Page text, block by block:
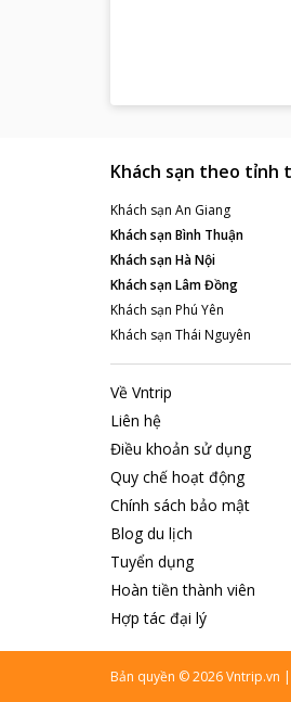
Khách sạn theo tỉnh
Khách sạn An Giang
Khách sạnBình Thuận
Khách sạnHà Nội
Khách sạnLâm Đồng
Khách sạn Phú Yên
Khách sạn Thái Nguyên
Về Vntrip
Liên hệ
Điều khoản sử dụng
Quy chế hoạt động
Chính sách bảo mật
Blog du lịch
Tuyển dụng
Hoàn tiền thành viên
Hợp tác đại lý
Bản quyền ©2026Vntrip.vn |